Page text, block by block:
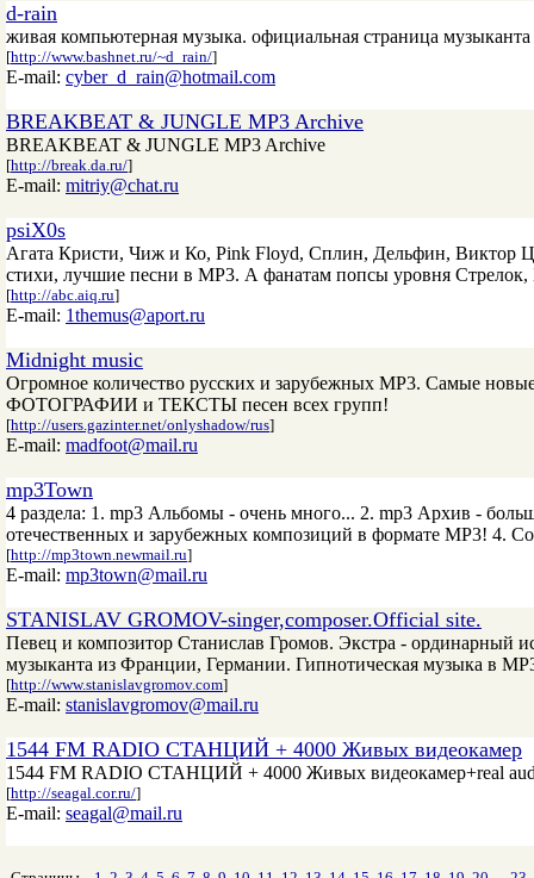
d-rain
живая компьютерная музыка. официальная страница музыканта
[http://www.bashnet.ru/~d_rain/]
E-mail: cyber_d_rain@hotmail.com
BREAKBEAT & JUNGLE MP3 Archive
BREAKBEAT & JUNGLE MP3 Archive
[http://break.da.ru/]
E-mail: mitriy@chat.ru
psiX0s
Агата Кристи, Чиж и Ко, Pink Floyd, Сплин, Дельфин, Виктор
стихи, лучшие песни в MP3. А фанатам попсы уровня Стрелок,
[http://abc.aiq.ru]
E-mail: 1themus@aport.ru
Midnight music
Огромное количество русских и зарубежных MP3. Самые
ФОТОГРАФИИ и ТЕКСТЫ песен всех групп!
[http://users.gazinter.net/onlyshadow/rus]
E-mail: madfoot@mail.ru
mp3Town
4 раздела: 1. mp3 Альбомы - очень много... 2. mp3 Архив -
отечественных и зарубежных композиций в формате MP3! 4.
[http://mp3town.newmail.ru]
E-mail: mp3town@mail.ru
STANISLAV GROMOV-singer,composer.Official site.
Певец и композитор Станислав Громов. Экстра - ординарный
музыканта из Франции, Германии. Гипнотическая музыка в
[http://www.stanislavgromov.com]
E-mail: stanislavgromov@mail.ru
1544 FM RADIO СТАНЦИЙ + 4000 Живых видеокамер
1544 FM RADIO СТАНЦИЙ + 4000 Живых видеокамер+real
[http://seagal.cor.ru/]
E-mail: seagal@mail.ru